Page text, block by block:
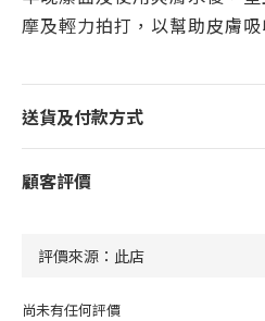
摩及輕力拍打，以幫助皮膚吸
送貨及付款方式
顧客評價
尚未有任何評價